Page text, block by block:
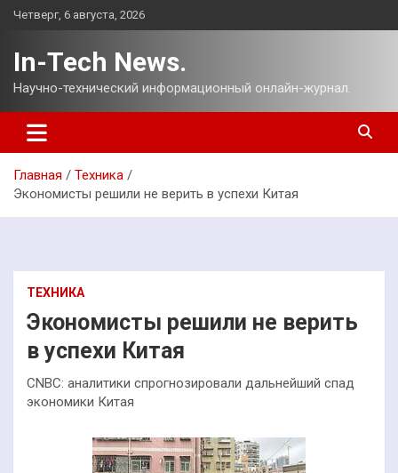
Перейти
Четверг, 6 августа, 2026
In-Tech News.
Научно-технический информационный онлайн-журнал.
Главная
Техника
Экономисты решили не верить в успехи Китая
ТЕХНИКА
Экономисты решили не верить
в успехи Китая
CNBC: аналитики спрогнозировали дальнейший спад
экономики Китая